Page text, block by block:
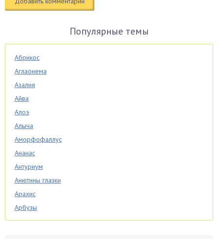
Популярные темы
Абрикос
Аглаонема
Азалия
Айва
Алоэ
Алыча
Аморфофаллус
Ананас
Антуриум
Анютины глазки
Арахис
Арбузы
Аспарагус